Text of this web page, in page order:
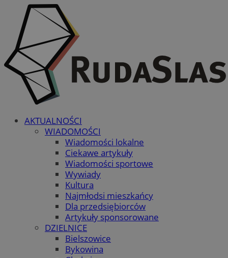
AKTUALNOŚCI
WIADOMOŚCI
Wiadomości lokalne
Ciekawe artykuły
Wiadomości sportowe
Wywiady
Kultura
Najmłodsi mieszkańcy
Dla przedsiębiorców
Artykuły sponsorowane
DZIELNICE
Bielszowice
Bykowina